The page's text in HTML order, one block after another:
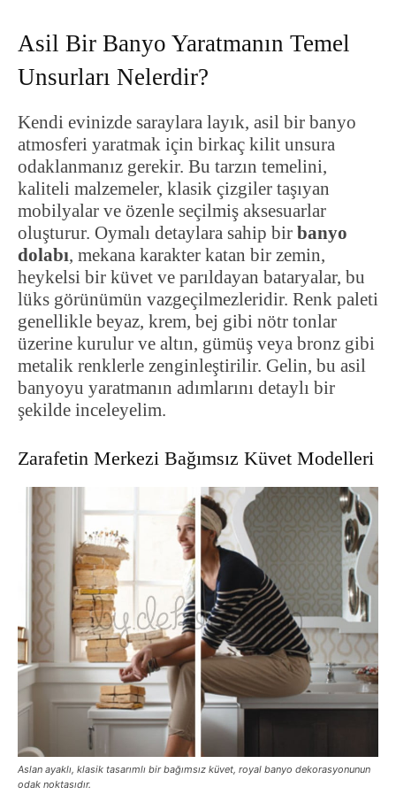
Asil Bir Banyo Yaratmanın Temel
Unsurları Nelerdir?
Kendi evinizde saraylara layık, asil bir banyo
atmosferi yaratmak için birkaç kilit unsura
odaklanmanız gerekir. Bu tarzın temelini,
kaliteli malzemeler, klasik çizgiler taşıyan
mobilyalar ve özenle seçilmiş aksesuarlar
oluşturur. Oymalı detaylara sahip bir banyo
dolabı, mekana karakter katan bir zemin,
heykelsi bir küvet ve parıldayan bataryalar, bu
lüks görünümün vazgeçilmezleridir. Renk paleti
genellikle beyaz, krem, bej gibi nötr tonlar
üzerine kurulur ve altın, gümüş veya bronz gibi
metalik renklerle zenginleştirilir. Gelin, bu asil
banyoyu yaratmanın adımlarını detaylı bir
şekilde inceleyelim.
Zarafetin Merkezi Bağımsız Küvet Modelleri
Aslan ayaklı, klasik tasarımlı bir bağımsız küvet, royal banyo dekorasyonunun
odak noktasıdır.